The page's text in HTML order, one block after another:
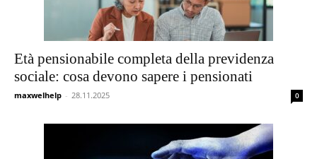
Età pensionabile completa della previdenza
sociale: cosa devono sapere i pensionati
maxwelhelp - 28.11.2025 0